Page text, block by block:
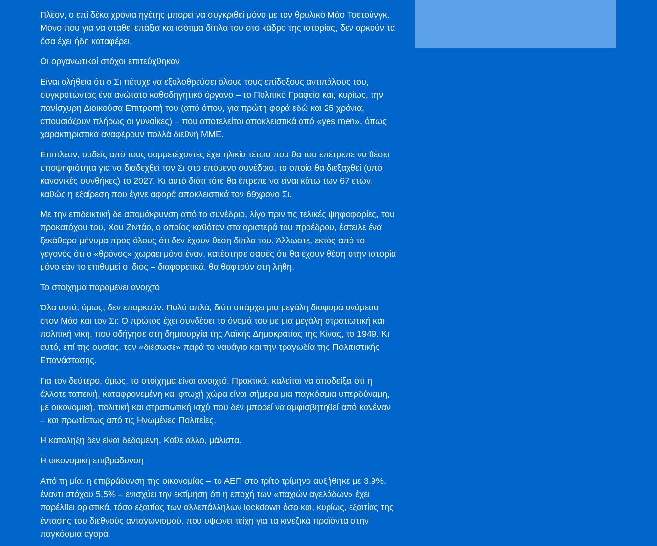
Πλέον, ο επί δέκα χρόνια ηγέτης μπορεί να συγκριθεί μόνο με τον θρυλικό Μάο Τσετούνγκ.
Μόνο που για να σταθεί επάξια και ισότιμα δίπλα του στο κάδρο της ιστορίας, δεν αρκούν τα
όσα έχει ήδη καταφέρει.
Οι οργανωτικοί στόχοι επιτεύχθηκαν
Είναι αλήθεια ότι ο Σι πέτυχε να εξολοθρεύσει όλους τους επίδοξους αντιπάλους του,
συγκροτώντας ένα ανώτατο καθοδηγητικό όργανο – το Πολιτικό Γραφείο και, κυρίως, την
πανίσχυρη Διοικούσα Επιτροπή του (από όπου, για πρώτη φορά εδώ και 25 χρόνια,
απουσιάζουν πλήρως οι γυναίκες) – που αποτελείται αποκλειστικά από «yes men», όπως
χαρακτηριστικά αναφέρουν πολλά διεθνή ΜΜΕ.
Επιπλέον, ουδείς από τους συμμετέχοντες έχει ηλικία τέτοια που θα του επέτρεπε να θέσει
υποψηφιότητα για να διαδεχθεί τον Σι στο επόμενο συνέδριο, το οποίο θα διεξαχθεί (υπό
κανονικές συνθήκες) το 2027. Κι αυτό διότι τότε θα έπρεπε να είναι κάτω των 67 ετών,
καθώς η εξαίρεση που έγινε αφορά αποκλειστικά τον 69χρονο Σι.
Με την επιδεικτική δε απομάκρυνση από το συνέδριο, λίγο πριν τις τελικές ψηφοφορίες, του
προκατόχου του, Χου Ζιντάο, ο οποίος καθόταν στα αριστερά του προέδρου, έστειλε ένα
ξεκάθαρο μήνυμα προς όλους ότι δεν έχουν θέση δίπλα του. Άλλωστε, εκτός από το
γεγονός ότι ο «θρόνος» χωράει μόνο έναν, κατέστησε σαφές ότι θα έχουν θέση στην ιστορία
μόνο εάν το επιθυμεί ο ίδιος – διαφορετικά, θα θαφτούν στη λήθη.
Το στοίχημα παραμένει ανοιχτό
Όλα αυτά, όμως, δεν επαρκούν. Πολύ απλά, διότι υπάρχει μια μεγάλη διαφορά ανάμεσα
στον Μάο και τον Σι: Ο πρώτος έχει συνδέσει το όνομά του με μια μεγάλη στρατιωτική και
πολιτική νίκη, που οδήγησε στη δημιουργία της Λαϊκής Δημοκρατίας της Κίνας, το 1949. Κι
αυτό, επί της ουσίας, τον «διέσωσε» παρά το ναυάγιο και την τραγωδία της Πολιτιστικής
Επανάστασης.
Για τον δεύτερο, όμως, το στοίχημα είναι ανοιχτό. Πρακτικά, καλείται να αποδείξει ότι η
άλλοτε ταπεινή, καταφρονεμένη και φτωχή χώρα είναι σήμερα μια παγκόσμια υπερδύναμη,
με οικονομική, πολιτική και στρατιωτική ισχύ που δεν μπορεί να αμφισβητηθεί από κανέναν
– και πρωτίστως από τις Ηνωμένες Πολιτείες.
Η κατάληξη δεν είναι δεδομένη. Κάθε άλλο, μάλιστα.
Η οικονομική επιβράδυνση
Από τη μία, η επιβράδυνση της οικονομίας – το ΑΕΠ στο τρίτο τρίμηνο αυξήθηκε με 3,9%,
έναντι στόχου 5,5% – ενισχύει την εκτίμηση ότι η εποχή των «παχιών αγελάδων» έχει
παρέλθει οριστικά, τόσο εξαιτίας των αλλεπάλληλων lockdown όσο και, κυρίως, εξαιτίας της
έντασης του διεθνούς ανταγωνισμού, που υψώνει τείχη για τα κινεζικά προϊόντα στην
παγκόσμια αγορά.